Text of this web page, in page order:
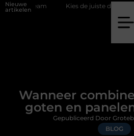
Nieuwe
artikelen Kies de juiste diamantboor voor
Wanneer
goten en
BLOG
Gepubliceerd Door